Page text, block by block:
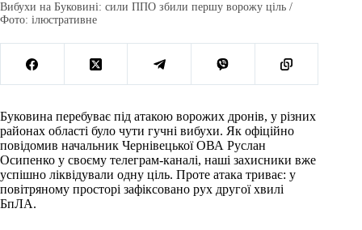
Вибухи на Буковині: сили ППО збили першу ворожу ціль /
Фото: ілюстративне
Буковина перебуває під атакою ворожих дронів, у різних
районах області було чути гучні вибухи. Як офіційно
повідомив начальник Чернівецької ОВА Руслан
Осипенко у своєму телеграм-каналі, наші захисники вже
успішно ліквідували одну ціль. Проте атака триває: у
повітряному просторі зафіксовано рух другої хвилі
БпЛА.